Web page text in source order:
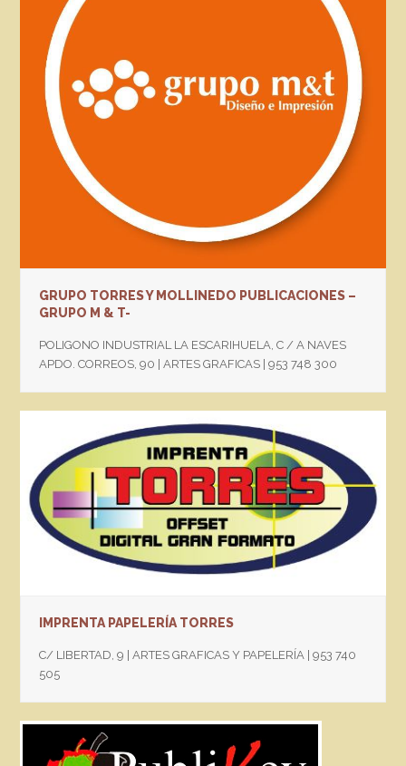
GRUPO TORRES Y MOLLINEDO PUBLICACIONES –
GRUPO M & T-
POLIGONO INDUSTRIAL LA ESCARIHUELA, C / A NAVES
APDO. CORREOS, 90 | ARTES GRAFICAS | 953 748 300
IMPRENTA PAPELERÍA TORRES
C/ LIBERTAD, 9 | ARTES GRAFICAS Y PAPELERÍA | 953 740
505